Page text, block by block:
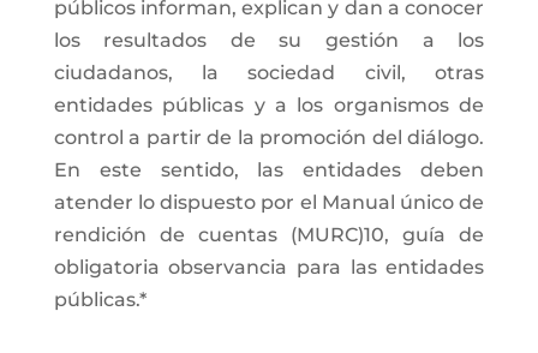
públicos informan, explican y dan a conocer
los resultados de su gestión a los
ciudadanos, la sociedad civil, otras
entidades públicas y a los organismos de
control a partir de la promoción del diálogo.
En este sentido, las entidades deben
atender lo dispuesto por el Manual único de
rendición de cuentas (MURC)10, guía de
obligatoria observancia para las entidades
públicas.*